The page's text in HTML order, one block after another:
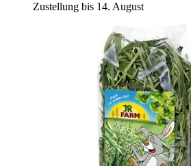
Zustellung bis 14. August